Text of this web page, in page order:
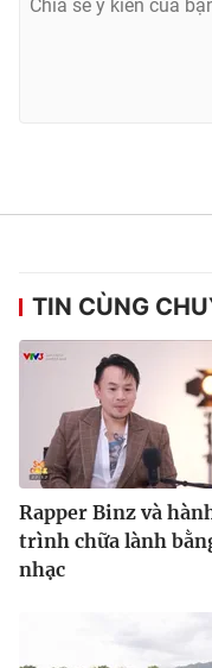
TIN CÙNG
Rapper Binz và
trình chữa lành
nhạc